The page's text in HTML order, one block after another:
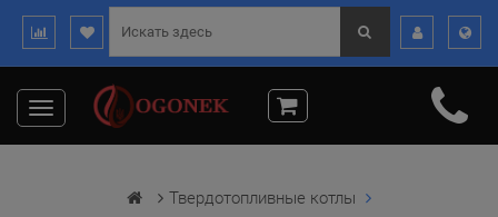
Toggle
navigation
Твердотопливные котлы